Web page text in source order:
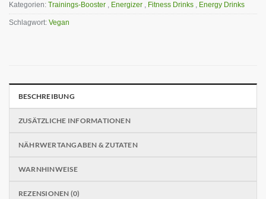
Kategorien: Trainings-Booster , Energizer , Fitness Drinks , Energy Drinks
Schlagwort: Vegan
BESCHREIBUNG
ZUSÄTZLICHE INFORMATIONEN
NÄHRWERTANGABEN & ZUTATEN
WARNHINWEISE
REZENSIONEN (0)